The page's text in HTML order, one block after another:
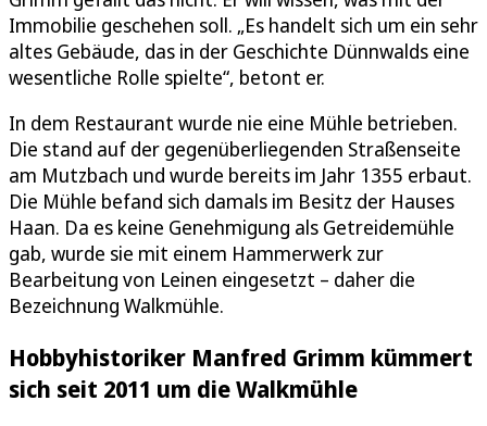
Immobilie geschehen soll. „Es handelt sich um ein sehr
altes Gebäude, das in der Geschichte Dünnwalds eine
wesentliche Rolle spielte“, betont er.
In dem Restaurant wurde nie eine Mühle betrieben.
Die stand auf der gegenüberliegenden Straßenseite
am Mutzbach und wurde bereits im Jahr 1355 erbaut.
Die Mühle befand sich damals im Besitz der Hauses
Haan. Da es keine Genehmigung als Getreidemühle
gab, wurde sie mit einem Hammerwerk zur
Bearbeitung von Leinen eingesetzt – daher die
Bezeichnung Walkmühle.
Hobbyhistoriker Manfred Grimm kümmert
sich seit 2011 um die Walkmühle